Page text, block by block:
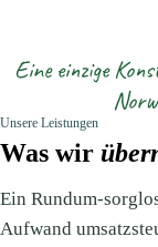
Eine einzige
Unsere Leistungen
Was wir
Ein Rundum-
Aufwand